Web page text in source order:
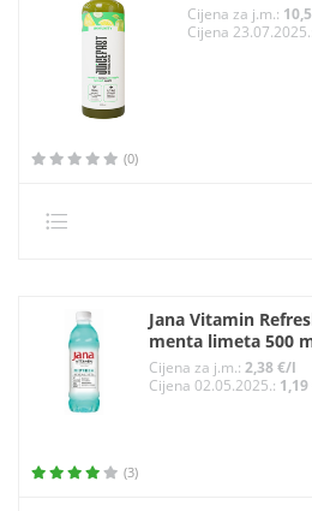
Cijena za j.m.:
Cijena 23.07.2025.:
(0)
Jana Vitamin
menta limeta 500
Cijena za j.m.:2,38 €/l
Cijena 02.05.2025.:
(3)